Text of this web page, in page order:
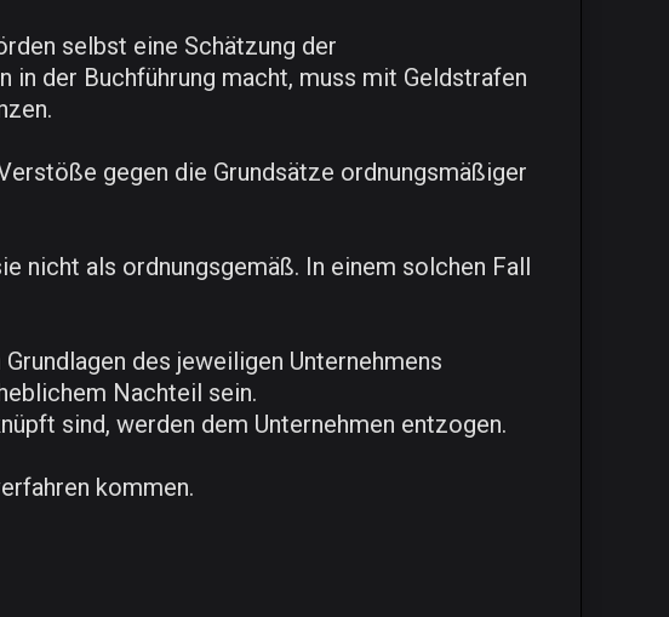
selbst eine Schätzung der
in der Buchführung macht, muss mit Geldstrafen
gegen die Grundsätze ordnungsmäßiger
nicht als ordnungsgemäß. In einem solchen Fall
des jeweiligen Unternehmens
Nachteil sein.
sind, werden dem Unternehmen entzogen.
kommen.